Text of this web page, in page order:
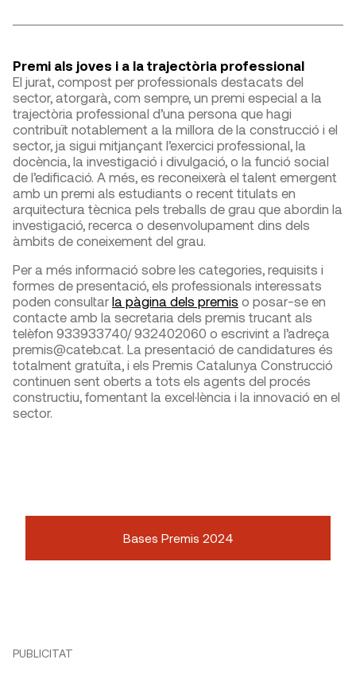
Premi als joves i a la trajectòria professional
El jurat, compost per professionals destacats del
sector, atorgarà, com sempre, un premi especial a la
trajectòria professional d’una persona que hagi
contribuït notablement a la millora de la construcció i el
sector, ja sigui mitjançant l’exercici professional, la
docència, la investigació i divulgació, o la funció social
de l’edificació. A més, es reconeixerà el talent emergent
amb un premi als estudiants o recent titulats en
arquitectura tècnica pels treballs de grau que abordin la
investigació, recerca o desenvolupament dins dels
àmbits de coneixement del grau.
Per a més informació sobre les categories, requisits i
formes de presentació, els professionals interessats
poden consultar la pàgina dels premis o posar-se en
contacte amb la secretaria dels premis trucant als
telèfon 933933740/ 932402060 o escrivint a l’adreça
premis@cateb.cat. La presentació de candidatures és
totalment gratuïta, i els Premis Catalunya Construcció
continuen sent oberts a tots els agents del procés
constructiu, fomentant la excel·lència i la innovació en el
sector.
Bases Premis 2024
PUBLICITAT